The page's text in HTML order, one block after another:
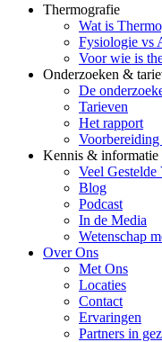
Thermografie
Wat is
Fysiologie vs
Voor wie is
Onderzoeken &
De
Tarieven
Het rapport
Kennis & informatie
Veel Gestelde
Blog
Podcast
In de Media
Wetenschap
Over Ons
Met Ons
Locaties
Contact
Ervaringen
Partners in